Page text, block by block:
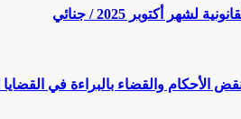
أكتوبر 2025 / جنائي
والقضاء بالبراءة في القضايا